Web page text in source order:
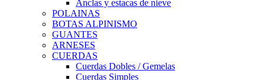
Anclas y estacas de nieve
POLAINAS
BOTAS ALPINISMO
GUANTES
ARNESES
CUERDAS
Cuerdas Dobles / Gemelas
Cuerdas Simples